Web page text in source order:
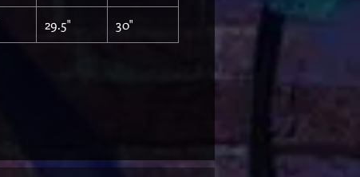
29.5" 30"